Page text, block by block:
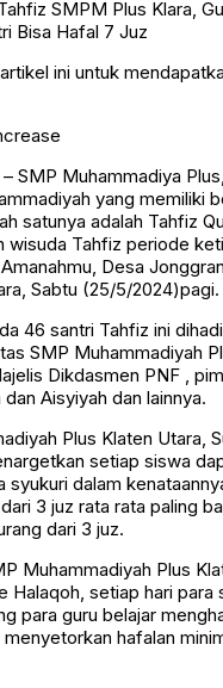
ini untuk
SMP Muhammadiya
yang memiliki
satunya adalah Tahfiz
wisuda Tahfiz periode
Desa
Sabtu (25/5/2024)pagi.
46 santri Tahfiz ini
SMP Muhammadiyah
Dikdasmen PNF ,
Aisyiyah dan lainnya.
Plus Klaten Utara,
setiap siswa
syukuri dalam
3 juz rata rata paling
dari 3 juz.
Muhammadiyah Plus
Halaqoh, setiap hari para
para guru belajar
hafalan